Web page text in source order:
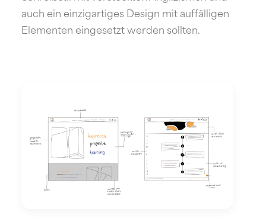
auch ein einzigartiges Design mit auffälligen
Elementen eingesetzt werden sollten.